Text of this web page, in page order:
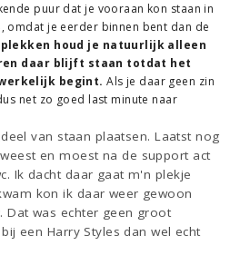
puur dat je vooraan kon staan in
omdat je eerder binnen bent dan de
houd je natuurlijk alleen
daar blijft staan totdat het
begint.Als je daar geen zin
net zo goed last minute naar
van staan plaatsen. Laatst nog
en moest na de support act
Ik dacht daar gaat m'n plekje
kon ik daar weer gewoon
Dat was echter geen groot
een Harry Styles dan wel echt